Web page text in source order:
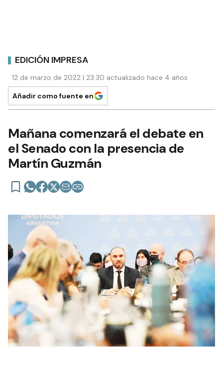
EDICIÓN IMPRESA
12 de marzo de 2022 | 23:30 actualizado hace 4 años
Añadir como fuente en
Mañana comenzará el debate en
el Senado con la presencia de
Martín Guzmán